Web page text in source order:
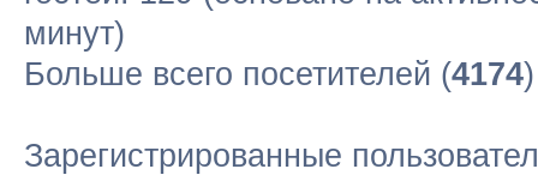
минут)
Больше всего посетителей (4174
Зарегистрированные